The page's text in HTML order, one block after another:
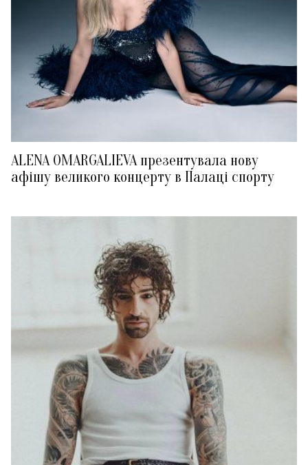
ALENA OMARGALIEVA презентувала нову
афішу великого концерту в Палаці спорту